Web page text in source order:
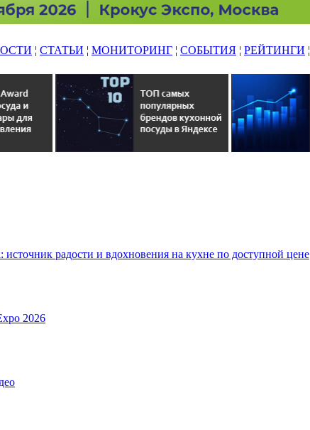
¦ СТАТЬИ ¦ МОНИТОРИНГ ¦ СОБЫТИЯ ¦ РЕЙТИНГИ ¦
радости и вдохновения на кухне по доступной цене
2026